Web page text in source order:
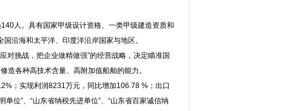
人。具有国家甲级设计资格、一类甲级建造资质和
沿海和太平洋、印度洋沿岸国家与地区。
对挑战，把企业做精做强”的经营战略，决定瞄准国
造各种高技术含量、高附加值船舶的能力。
；实现利润8231万元，同比增加106.78 %；出口
位”、“山东省纳税先进单位”、“山东省百家诚信纳